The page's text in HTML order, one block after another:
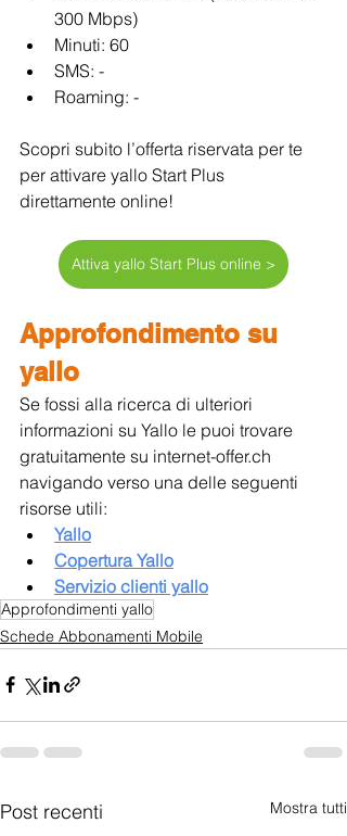
300 Mbps)
Minuti: 60
SMS: -
Roaming: -
Scopri subito l’offerta riservata per te
per attivare yallo Start Plus
direttamente online!
Attiva yallo Start Plus online >
Approfondimento su
yallo
Se fossi alla ricerca di ulteriori
informazioni su Yallo le puoi trovare
gratuitamente su internet-offer.ch
navigando verso una delle seguenti
risorse utili:
Yallo
Copertura Yallo
Servizio clienti yallo
Approfondimenti yallo
Schede Abbonamenti Mobile
Post recenti Mostra tutti